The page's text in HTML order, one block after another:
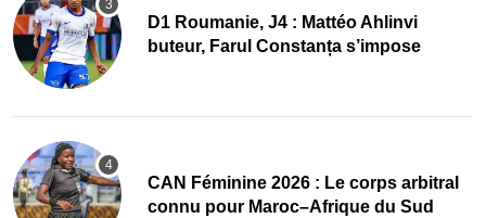
D1 Roumanie, J4 : Mattéo Ahlinvi
buteur, Farul Constanța s’impose
‎CAN Féminine 2026 : Le corps arbitral
connu pour Maroc–Afrique du Sud